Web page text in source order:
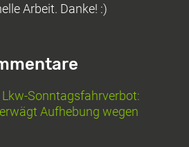
Arbeit. Danke! :)
Lkw-Sonntagsfahrverbot:
Aufhebung wegen